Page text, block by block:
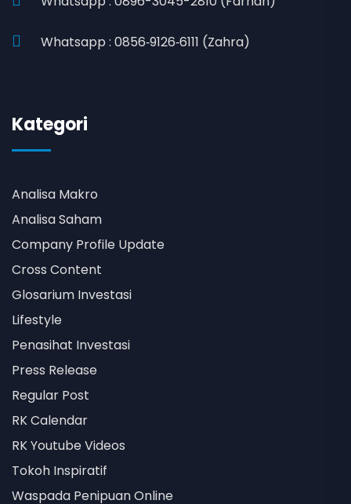
Whatsapp : 0856‑9126‑6111 (Zahra)
Kategori
Analisa Makro
Analisa Saham
Company Profile Update
Cross Content
Glosarium Investasi
Lifestyle
Penasihat Investasi
Press Release
Regular Post
RK Calendar
RK Youtube Videos
Tokoh Inspiratif
Waspada Penipuan Online